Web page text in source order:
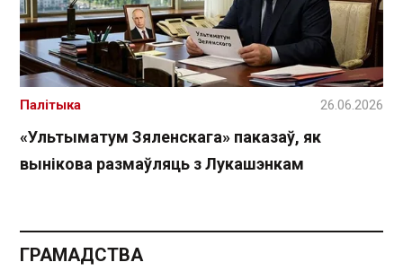
«Ультыматум Зяленскага» паказаў, як
вынікова размаўляць з Лукашэнкам
Палітыка 26.06.2026
ГРАМАДСТВА